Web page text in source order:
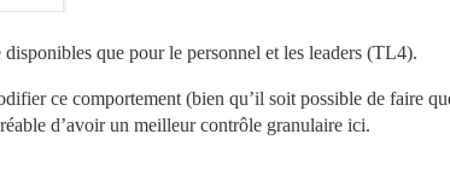
disponibles que pour le personnel et les leaders (TL4).
ce comportement (bien qu’il soit possible de faire
d’avoir un meilleur contrôle granulaire ici.